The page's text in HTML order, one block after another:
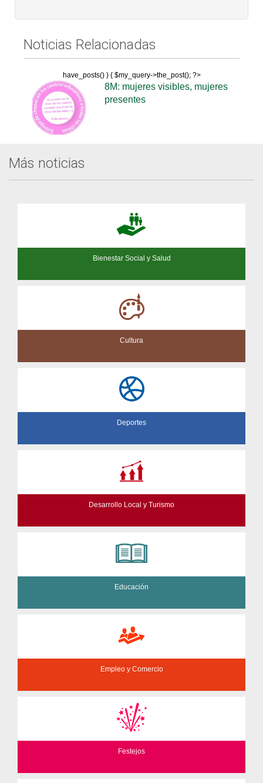
Noticias Relacionadas
have_posts() ) { $my_query->the_post(); ?>
8M: mujeres visibles, mujeres
presentes
Más noticias
Bienestar Social y Salud
Cultura
Deportes
Desarrollo Local y Turismo
Educación
Empleo y Comercio
Festejos